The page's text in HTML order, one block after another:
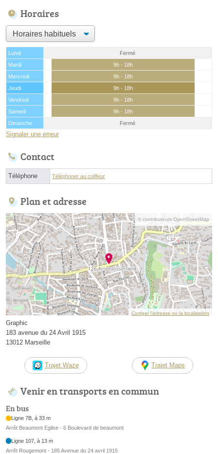
Horaires
Lundi
Fermé
Mardi
9h - 18h
Mercredi
9h - 18h
Jeudi
9h - 18h
Vendredi
9h - 18h
Samedi
9h - 18h
Dimanche
Fermé
Signaler une erreur
Contact
Téléphone Téléphoner au coiffeur
Plan et adresse
© contributeurs OpenStreetMap
Corriger l’adresse ou la localisation
Graphic
183 avenue du 24 Avril 1915
13012 Marseille
Trajet Waze Trajet Maps
Venir en transports en commun
En bus
Ligne 7B, à 33 m
Arrêt Beaumont Eglise - 6 Boulevard de beaumont
Ligne 107, à 13 m
Arrêt Rougemont - 185 Avenue du 24 avril 1915